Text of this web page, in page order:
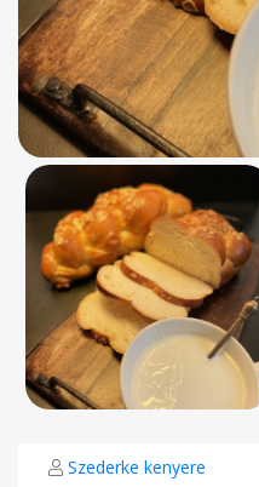
Szederke kenyere